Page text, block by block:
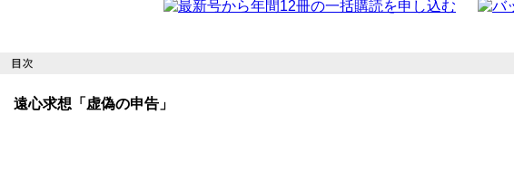
遠心求想「虚偽の申告」